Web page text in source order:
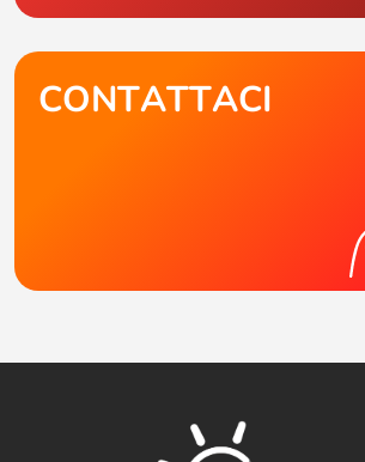
CONTATTACI